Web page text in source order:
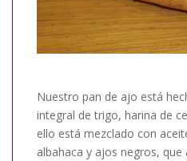
Nuestro pan de ajo está
integral de trigo, harina de
ello está mezclado con
albahaca y ajos negros,